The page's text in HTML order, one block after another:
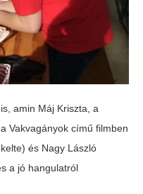
amin Máj Kriszta, a
Vakvagányok című filmben
és Nagy László
a jó hangulatról